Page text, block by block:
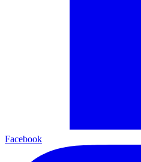
Facebook